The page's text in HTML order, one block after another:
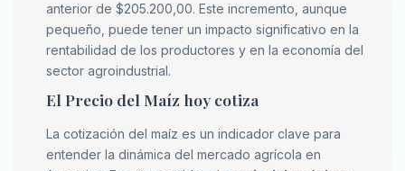
anterior de $205.200,00. Este incremento, aunque
pequeño, puede tener un impacto significativo en la
rentabilidad de los productores y en la economía del
sector agroindustrial.
El Precio del Maíz hoy cotiza
La cotización del maíz es un indicador clave para
entender la dinámica del mercado agrícola en